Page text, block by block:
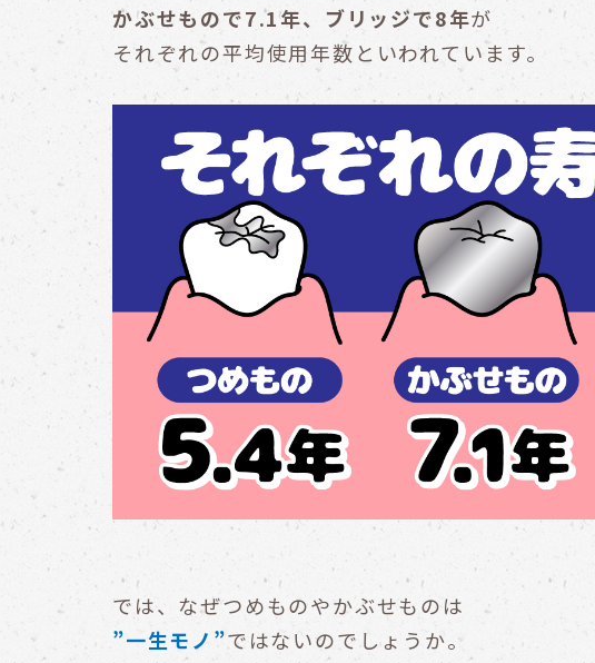
かぶせもので7.1年、ブリッジで8年が
それぞれの平均使用年数といわれています。
では、なぜつめものやかぶせものは
”一生モノ”ではないのでしょうか。